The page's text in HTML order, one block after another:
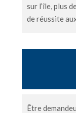
sur l’île, plus
de réussite
Être